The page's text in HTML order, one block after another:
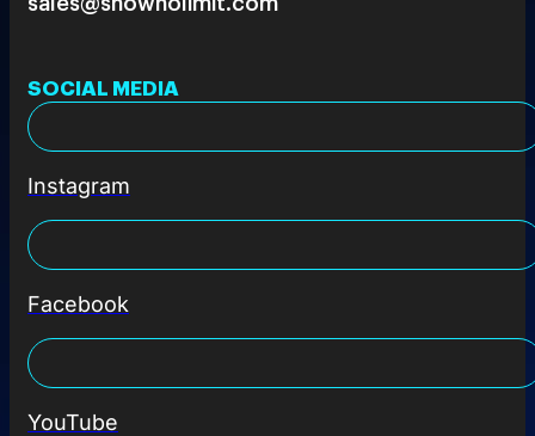
SOCIAL MEDIA
Instagram
Facebook
YouTube